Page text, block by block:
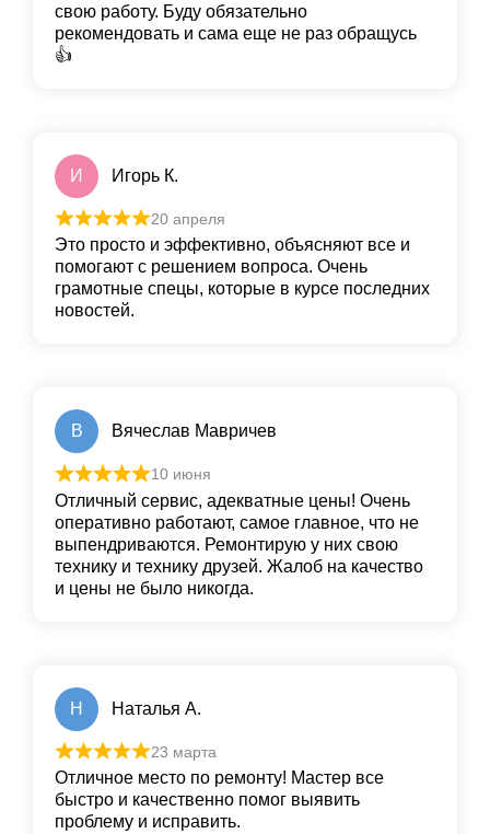
свою работу. Буду обязательно
рекомендовать и сама еще не раз обращусь
👍
И Игорь К.
20 апреля
Это просто и эффективно, объясняют все и
помогают с решением вопроса. Очень
грамотные спецы, которые в курсе последних
новостей.
В Вячеслав Мавричев
10 июня
Отличный сервис, адекватные цены! Очень
оперативно работают, самое главное, что не
выпендриваются. Ремонтирую у них свою
технику и технику друзей. Жалоб на качество
и цены не было никогда.
Н Наталья А.
23 марта
Отличное место по ремонту! Мастер все
быстро и качественно помог выявить
проблему и исправить.